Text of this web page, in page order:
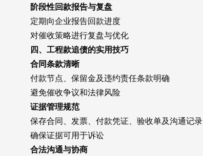
阶段性回款报告与复盘
定期向企业报告回款进度
对催收策略进行复盘与优化
四、工程款追债的实用技巧
合同条款清晰
付款节点、保留金及违约责任条款明确
避免催收争议和法律风险
证据管理规范
保存合同、发票、付款凭证、验收单及沟通记录
确保证据可用于诉讼
合法沟通与协商